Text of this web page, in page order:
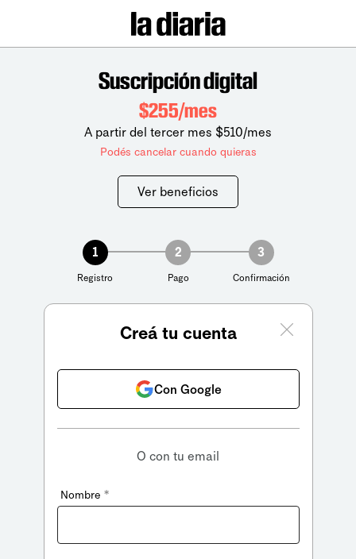
Suscripción digital
$255/mes
A partir del tercer mes $510/mes
Podés cancelar cuando quieras
Ver beneficios
1
Registro
2
Pago
3
Confirmación
Creá tu cuenta
Con Google
O con tu email
Nombre *